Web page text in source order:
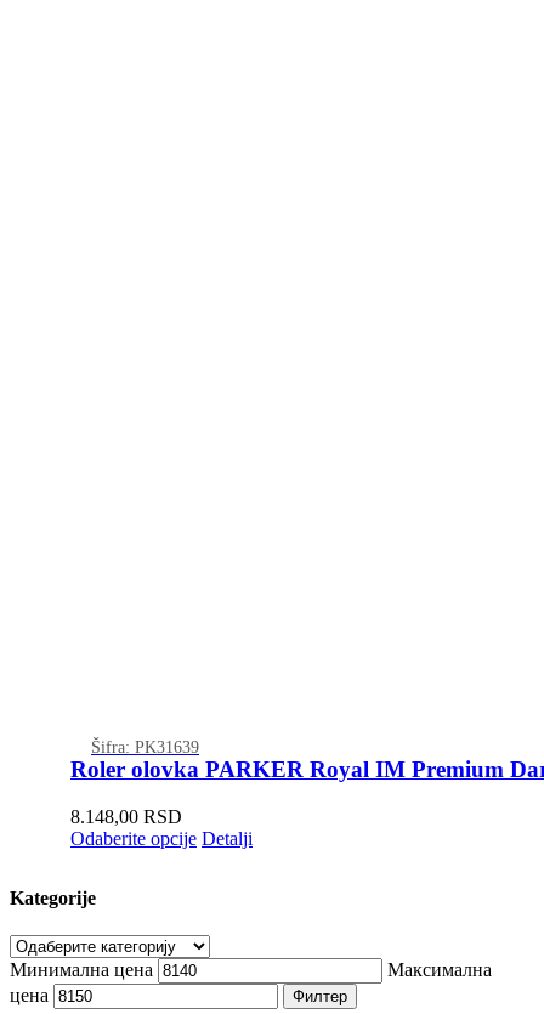
Šifra: PK31639
Roler olovka PARKER Royal IM Premium
8.148,00 RSD
Odaberite opcije Detalji
Kategorije
Минимална цена
Максимална
цена
Филтер